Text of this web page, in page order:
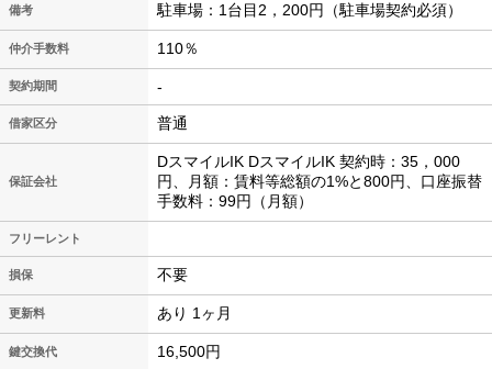
備考 駐車場：1台目2，200円（駐車場契約必須）
仲介手数料 110％
契約期間 -
借家区分 普通
保証会社
DスマイルIK DスマイルIK 契約時：35，000
円、月額：賃料等総額の1%と800円、口座振替
手数料：99円（月額）
フリーレント
損保 不要
更新料 あり 1ヶ月
鍵交換代 16,500円